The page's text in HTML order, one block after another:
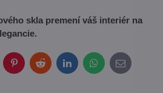
skla premení váš interiér na
PinterestRedditLinkedInWhatsApp
E-
mail